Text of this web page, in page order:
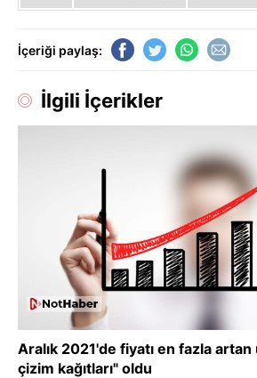
İçeriği paylaş:
İlgili İçerikler
Aralık 2021'de fiyatı en fazla artan
çizim kağıtları" oldu